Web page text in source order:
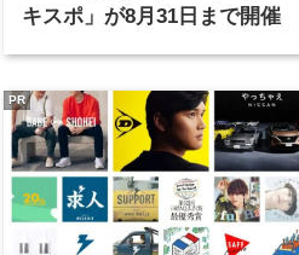
キスポ」が8月31日まで開催
PR